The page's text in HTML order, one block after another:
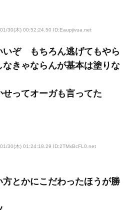
30(木) 00:52:24.50 ID:Eaupjivua.net
いぞ もちろん逃げてもやら
きゃならんが基本は塗りな
ってオーガも言ってた
30(木) 01:24:18.29 ID:2TMxBcFL0 .net
とかにこだわったほうが勝